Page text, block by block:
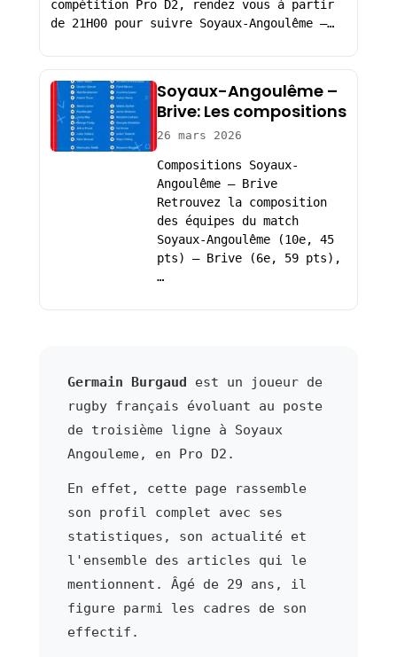
compétition Pro D2, rendez vous à partir
de 21H00 pour suivre Soyaux-Angoulême –…
Soyaux-Angoulême –
Brive: Les compositions
26 mars 2026
Compositions Soyaux-
Angoulême – Brive
Retrouvez la composition
des équipes du match
Soyaux-Angoulême (10e, 45
pts) – Brive (6e, 59 pts),
…
Germain Burgaud est un joueur de
rugby français évoluant au poste
de troisième ligne à Soyaux
Angouleme, en Pro D2.
En effet, cette page rassemble
son profil complet avec ses
statistiques, son actualité et
l'ensemble des articles qui le
mentionnent. Âgé de 29 ans, il
figure parmi les cadres de son
effectif.